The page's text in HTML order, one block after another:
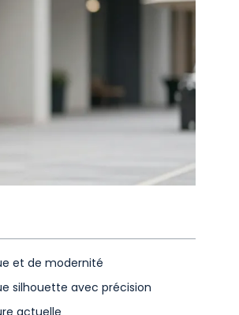
et de modernité
silhouette avec précision